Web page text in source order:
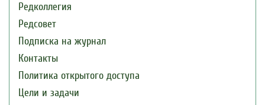
Редколлегия
Редсовет
Подписка на журнал
Контакты
Политика открытого доступа
Цели и задачи